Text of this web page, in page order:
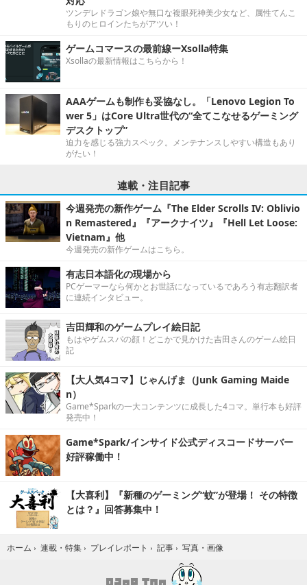
ツンデレドラゴン娘や無口な複眼死神美少女など、属性てんこ
もりのヒロインたちがアツい！
ゲームコマースの最前線ーXsolla特集
Xsollaの最新情報はこちらから！
AAAゲームも制作も妥協なし。「Lenovo Legion To
wer 5」はCore Ultra世代の“全てこなせるゲーミング
デスクトップ”
迫力を感じる強力スペック。メンテナンスしやすい構造もあり
がたい！
連載・注目記事
今週発売の新作ゲーム『The Elder Scrolls IV: Oblivio
n Remastered』『アークナイツ』『Hell Let Loose:
Vietnam』他
今週発売の新作ゲームはこちら。
有志日本語化の現場から
PCゲーマーなら何かとお世話になっているであろう有志翻訳者
に連続インタビュー。
吉田輝和のゲームプレイ絵日記
もはやゲムスパの顔！どこかで見かけた吉田さんのゲーム絵日
記
【大人気4コマ】じゃんげま（Junk Gaming Maide
n）
Game*Sparkの一大コンテンツに成長した4コマ。単行本も好評
発売中！
Game*Spark/インサイド公式ディスコードサーバー
好評稼働中！
【大喜利】『新種のゲーミング“蚊”が登場！ その特徴
とは？』回答募集中！
ホーム › 連載・特集 › プレイレポート › 記事 › 写真・画像